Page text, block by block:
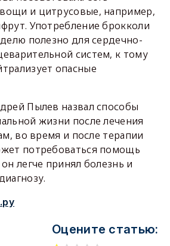
и цитрусовые, например,
Употребление брокколи
полезно для сердечно-
систем, к тому
опасные
Пылев назвал способы
жизни после лечения
во время и после терапии
потребоваться помощь
легче принял болезнь и
Оцените статью: